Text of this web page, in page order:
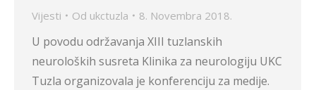
Vijesti Od ukctuzla 8. Novembra 2018.
U povodu održavanja XIII tuzlanskih
neuroloških susreta Klinika za neurologiju UKC
Tuzla organizovala je konferenciju za medije.